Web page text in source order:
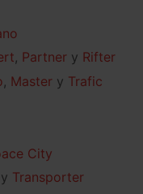
Partner
Rifter
Master
Trafic
City
Transporter